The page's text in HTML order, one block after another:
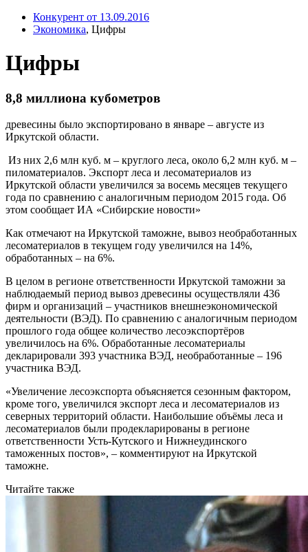
Конкурент от 13.09.2016
Экономика, Цифры
Цифры
8,8 миллиона кубометров
древесины было экспортировано в январе – августе из
Иркутской области.
Из них 2,6 млн куб. м – круглого леса, около 6,2 млн куб. м –
пиломатериалов. Экспорт леса и лесоматериалов из
Иркутской области увеличился за восемь месяцев текущего
года по сравнению с аналогичным периодом 2015 года. Об
этом сообщает ИА «Сибирские новости»
Как отмечают на Иркутской таможне, вывоз необработанных
лесоматериалов в текущем году увеличился на 14%,
обработанных – на 6%.
В целом в регионе ответственности Иркутской таможни за
наблюдаемый период вывоз древесины осуществляли 436
фирм и организаций – участников внешнеэкономической
деятельности (ВЭД). По сравнению с аналогичным периодом
прошлого года общее количество лесоэкспортёров
увеличилось на 6%. Обработанные лесоматериалы
декларировали 393 участника ВЭД, необработанные – 196
участника ВЭД.
«Увеличение лесоэкспорта объясняется сезонным фактором,
кроме того, увеличился экспорт леса и лесоматериалов из
северных территорий области. Наибольшие объёмы леса и
лесоматериалов были продекларированы в регионе
ответственности Усть-Кутского и Нижнеудинского
таможенных постов», – комментируют на Иркутской
таможне.
Читайте также